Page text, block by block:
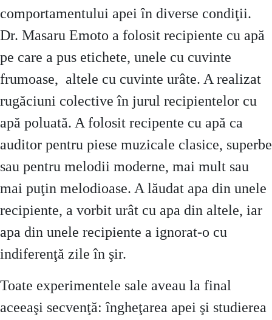
comportamentului apei în diverse condiţii.
Dr. Masaru Emoto a folosit recipiente cu apă
pe care a pus etichete, unele cu cuvinte
frumoase, altele cu cuvinte urâte. A realizat
rugăciuni colective în jurul recipientelor cu
apă poluată. A folosit recipente cu apă ca
auditor pentru piese muzicale clasice, superbe
sau pentru melodii moderne, mai mult sau
mai puţin melodioase. A lăudat apa din unele
recipiente, a vorbit urât cu apa din altele, iar
apa din unele recipiente a ignorat-o cu
indiferenţă zile în şir.
Toate experimentele sale aveau la final
aceeaşi secvenţă: îngheţarea apei şi studierea